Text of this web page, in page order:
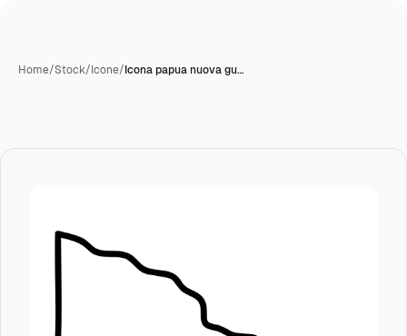
Home/Stock/Icone/Icona papua nuova gu…